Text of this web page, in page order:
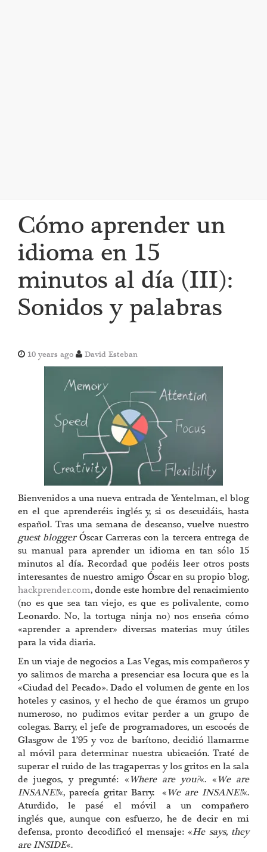
Cómo aprender un
idioma en 15
minutos al día (III):
Sonidos y palabras
10 years ago David Esteban
Bienvenidos a una nueva entrada de Yentelman, el blog
en el que aprenderéis inglés y, si os descuidáis, hasta
español. Tras una semana de descanso, vuelve nuestro
guest bloggerÓscar Carreras con la tercera entrega de
su manual para aprender un idioma en tan sólo 15
minutos al día. Recordad que podéis leer otros posts
interesantes de nuestro amigo Óscar en su propio blog,
hackprender.com, donde este hombre del renacimiento
(no es que sea tan viejo, es que es polivalente, como
Leonardo. No, la tortuga ninja no) nos enseña cómo
«aprender a aprender» diversas materias muy útiles
para la vida diaria.
En un viaje de negocios a Las Vegas, mis compañeros y
yo salimos de marcha a presenciar esa locura que es la
«Ciudad del Pecado». Dado el volumen de gente en los
hoteles y casinos, y el hecho de que éramos un grupo
numeroso, no pudimos evitar perder a un grupo de
colegas. Barry, el jefe de programadores, un escocés de
Glasgow de 1’95 y voz de barítono, decidió llamarme
al móvil para determinar nuestra ubicación. Traté de
superar el ruido de las tragaperras y los gritos en la sala
de juegos, y pregunté: «Where are you?«. «We are
INSANE!!«, parecía gritar Barry. «We are INSANE!!«.
Aturdido, le pasé el móvil a un compañero
inglés que, aunque con esfuerzo, he de decir en mi
defensa, pronto decodificó el mensaje: «He says, they
are INSIDE«.